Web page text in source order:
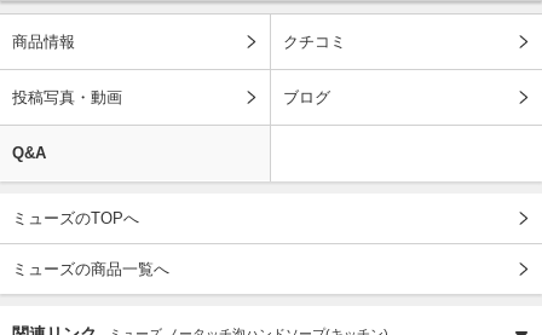
商品情報 クチコミ
投稿写真・動画 ブログ
Q&A
ミューズのTOPへ
ミューズの商品一覧へ